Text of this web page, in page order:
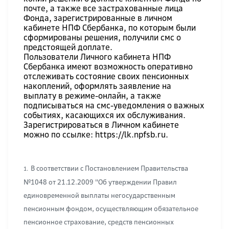
почте, а также все застрахованные лица
Фонда, зарегистрированные в личном
кабинете НПФ Сбербанка, по которым были
сформированы решения, получили смс о
предстоящей доплате.
Пользователи Личного кабинета НПФ
Сбербанка имеют возможность оперативно
отслеживать состояние своих пенсионных
накоплений, оформлять заявление на
выплату в режиме-онлайн, а также
подписываться на смс-уведомления о важных
событиях, касающихся их обслуживания.
Зарегистрироваться в Личном кабинете
можно по ссылке: https://lk.npfsb.ru.
1. В соответствии с Постановлением Правительства
№1048 от 21.12.2009 "Об утверждении Правил
единовременной выплаты негосударственным
пенсионным фондом, осуществляющим обязательное
пенсионное страхование, средств пенсионных